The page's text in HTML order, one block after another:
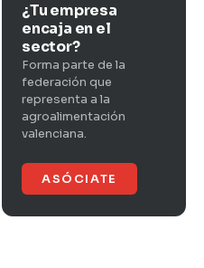
¿Tu empresa
encaja en el
sector?
Forma parte de la
federación que
representa a la
agroalimentación
valenciana.
ASÓCIATE